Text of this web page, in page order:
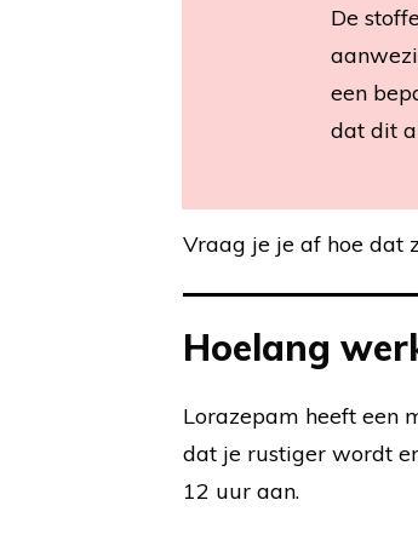
De
een
dat dit
Vraag je je af hoe dat
Hoelang
Lorazepam heeft een
dat je rustiger wordt
12 uur aan.